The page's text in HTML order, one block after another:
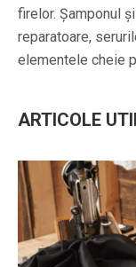
firelor. Șamponul
reparatoare,
elementele cheie
ARTICOLE